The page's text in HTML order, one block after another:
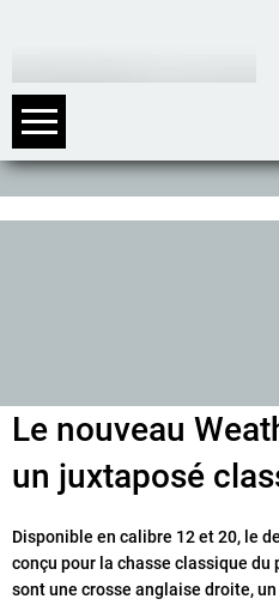
Le nouveau
un juxtaposé
Disponible en calibre 12 et 20, le
conçu pour la chasse classique
sont une crosse anglaise droite,